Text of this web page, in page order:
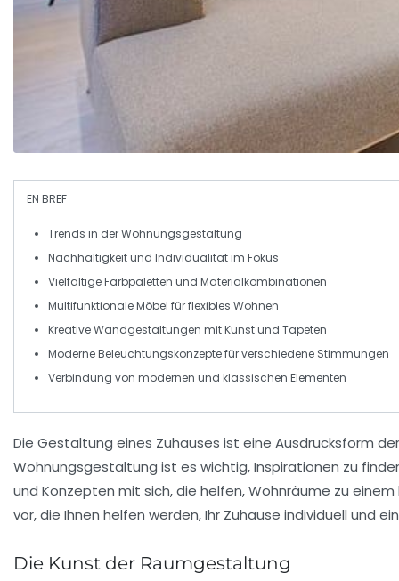
EN BREF
Trends in der Wohnungsgestaltung
Nachhaltigkeit und Individualitätim Fokus
VielfältigeFarbpaletten und Materialkombinationen
MultifunktionaleMöbel für flexibles Wohnen
KreativeWandgestaltungen mit Kunst und Tapeten
ModerneBeleuchtungskonzeptefür verschiedene Stimmungen
Verbindung von modernen und klassischen Elementen
Die Gestaltung eines Zuhauses ist eine Ausdrucksform
Wohnungsgestaltung ist es wichtig, Inspirationen zu
und Konzepten mit sich, die helfen, Wohnräume zu
vor, die Ihnen helfen werden, Ihr Zuhause individuell und
Die Kunst der Raumgestaltung